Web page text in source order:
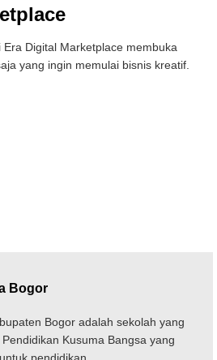
Digital Marketplace membuka
yang ingin memulai bisnis kreatif.
Bogor
Bogor adalah sekolah yang
Kusuma Bangsa yang